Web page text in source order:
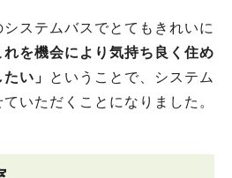
ステムバスでとてもきれいに
れを機会により気持ち良く住め
い」
ということで、システム
いただくことになりました。